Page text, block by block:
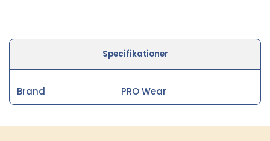
Specifikationer
Brand PRO Wear